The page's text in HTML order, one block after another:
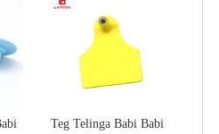
Teg Telinga Babi Babi